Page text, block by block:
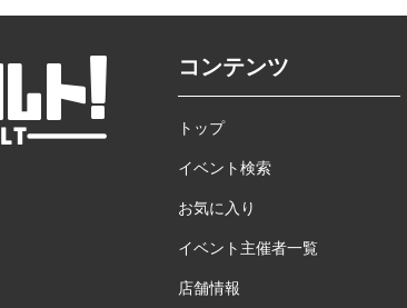
コンテンツ
トップ
イベント検索
お気に入り
イベント主催者一覧
店舗情報